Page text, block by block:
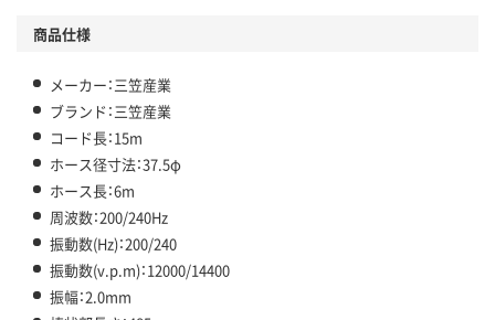
商品仕様
メーカー：三笠産業
ブランド：三笠産業
コード長：15m
ホース径寸法：37.5φ
ホース長：6m
周波数：200/240Hz
振動数(Hz)：200/240
振動数(v.p.m)：12000/14400
振幅：2.0mm